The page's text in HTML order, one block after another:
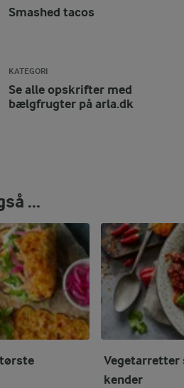
Smashed tacos
KATEGORI
Se alle opskrifter med
bælgfrugter på arla.dk
...
Vegetarretter
kender